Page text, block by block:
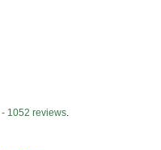
- 1052 reviews.